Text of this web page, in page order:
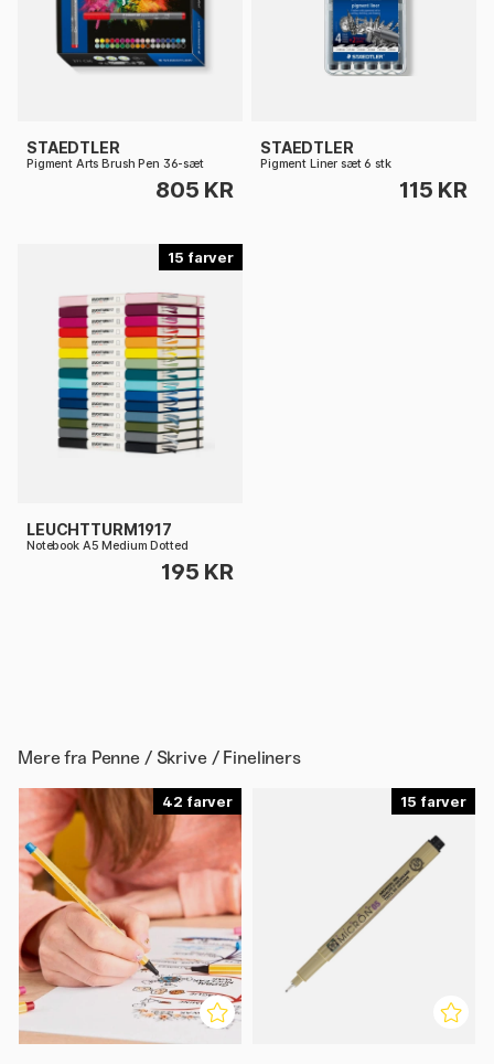
STAEDTLER
Pigment Arts Brush Pen 36-sæt
805 KR
STAEDTLER
Pigment Liner sæt 6 stk
115 KR
15
LEUCHTTURM1917
Notebook A5 Medium Dotted
195 KR
Mere fra Penne / Skrive / Fineliners
42 15